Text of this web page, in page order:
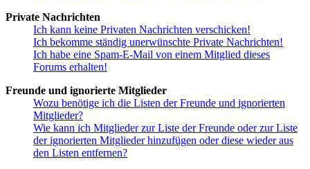
Private Nachrichten
Ich kann keine Privaten Nachrichten verschicken!
Ich bekomme ständig unerwünschte Private Nachrichten!
Ich habe eine Spam-E-Mail von einem Mitglied dieses
Forums erhalten!
Freunde und ignorierte Mitglieder
Wozu benötige ich die Listen der Freunde und ignorierten
Mitglieder?
Wie kann ich Mitglieder zur Liste der Freunde oder zur Liste
der ignorierten Mitglieder hinzufügen oder diese wieder aus
den Listen entfernen?